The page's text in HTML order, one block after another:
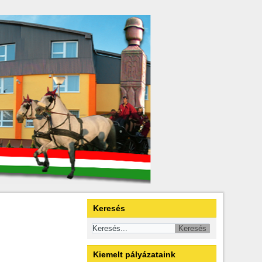
Keresés
Kiemelt pályázataink